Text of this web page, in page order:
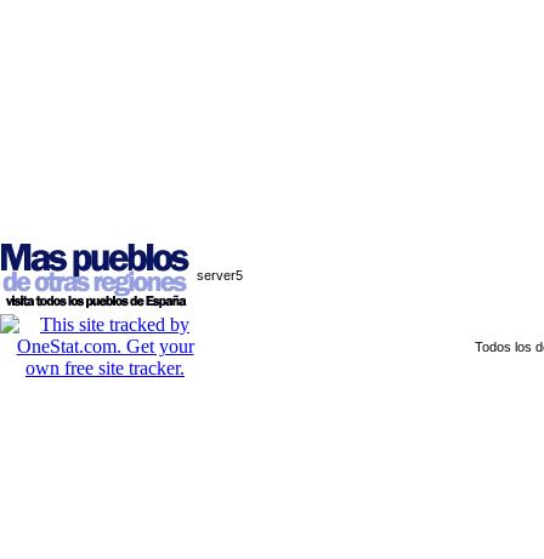
server5
Todos los